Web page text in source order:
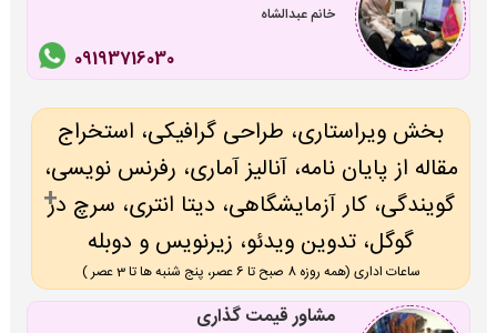
خانم عبدالشاه
09193716030
بخش ویراستاری، طراحی گرافیکی، استخراج
مقاله از پایان نامه، آنالیز آماری، رفرنس نویسی،
گویندگی، کار آزمایشگاهی، دیتا انتری، سرچ در
گوگل، تدوین ویدئو، زیرنویس و دوبله
ساعات اداری (همه روزه 8 صبح تا 6 عصر، پنج شنبه ها تا 3 عصر )
مشاور قیمت گذاری